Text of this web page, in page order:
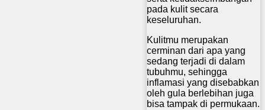
pada kulit secara
keseluruhan.
Kulitmu merupakan
cerminan dari apa yang
sedang terjadi di dalam
tubuhmu, sehingga
inflamasi yang disebabkan
oleh gula berlebihan juga
bisa tampak di permukaan.